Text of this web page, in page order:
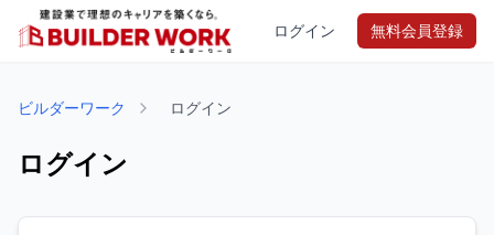
ログイン 無料会員登録
ビルダーワーク ログイン
ログイン